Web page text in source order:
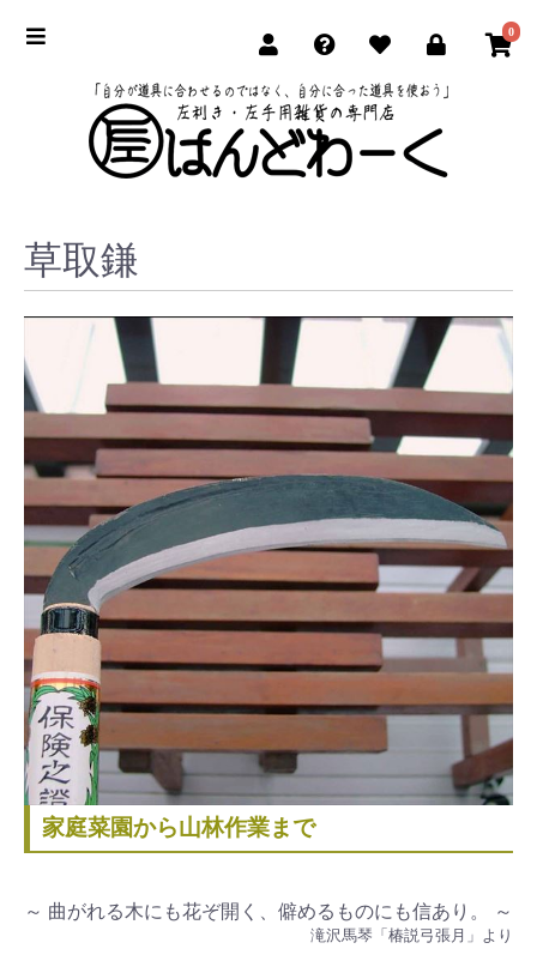
0
草取鎌
家庭菜園から山林作業まで
～ 曲がれる木にも花ぞ開く、僻めるものにも信あり。 ～
滝沢馬琴「椿説弓張月」より